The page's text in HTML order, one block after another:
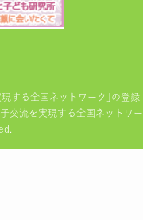
する全国ネットワーク｣の登録
交流を実現する全国ネットワー